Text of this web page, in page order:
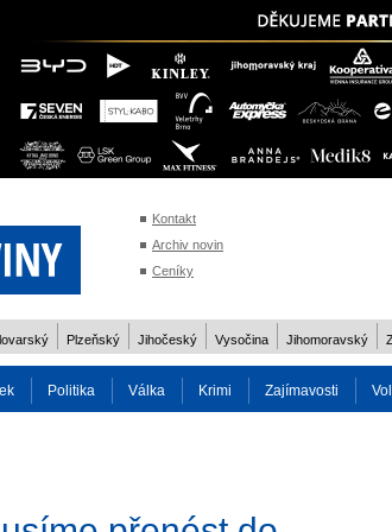
Kontakt
Archiv novin
Ceníky
Plzeňský Jihočeský Vysočina Jihomoravský
Politika Válka Krimi Zajímavosti